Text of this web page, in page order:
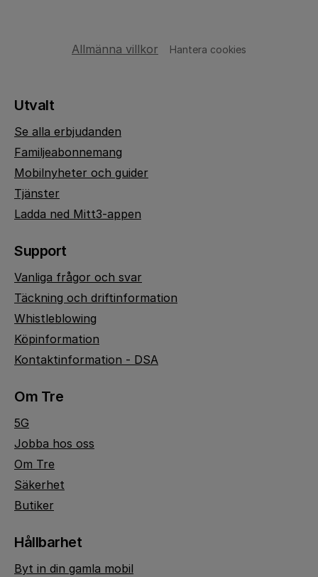
Allmänna villkor Hantera cookies
Utvalt
Se alla erbjudanden
Familjeabonnemang
Mobilnyheter och guider
Tjänster
Ladda ned Mitt3-appen
Support
Vanliga frågor och svar
Täckning och driftinformation
Whistleblowing
Köpinformation
Kontaktinformation - DSA
Om Tre
5G
Jobba hos oss
Om Tre
Säkerhet
Butiker
Hållbarhet
Byt in din gamla mobil